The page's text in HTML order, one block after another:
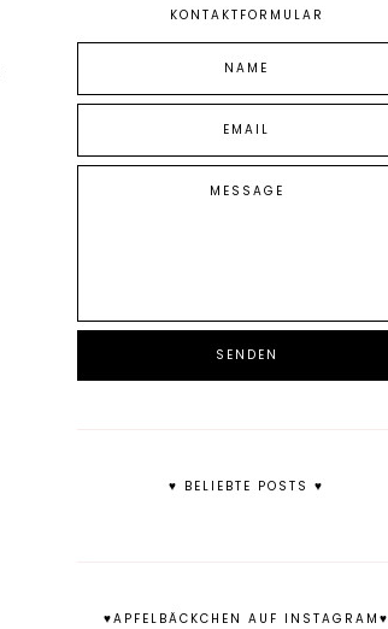
KONTAKTFORMULAR
♥ BELIEBTE POSTS ♥
♥APFELBÄCKCHEN AUF INSTAGRAM♥